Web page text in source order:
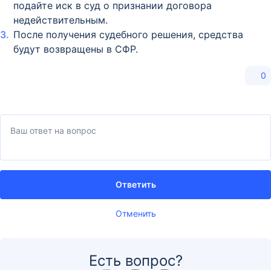
подайте иск в суд о признании договора
недействительным.​
После получения судебного решения, средства
будут возвращены в СФР.
0
Отменить
Ответить
Есть вопрос?